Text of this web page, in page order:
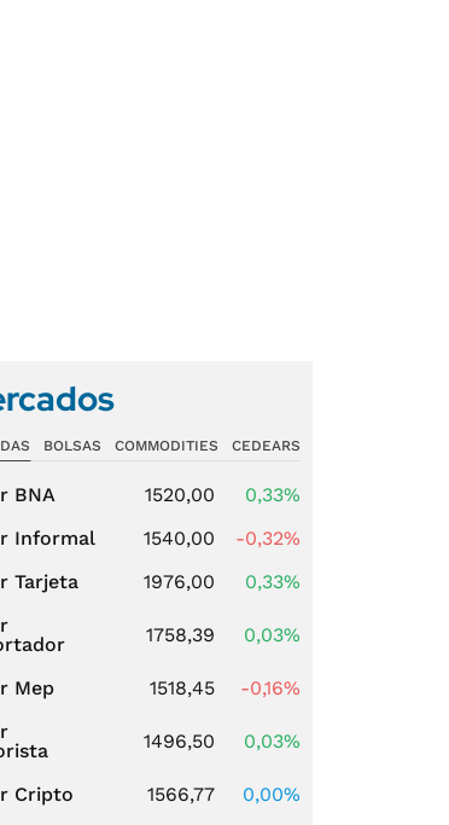
BOLSAS COMMODITIES CEDEARS
BNA 1520,00
0,33%
Informal
1540,00
-0,32%
Tarjeta
1976,00
0,33%
1758,39 0,03%
Mep 1518,45
-0,16%
1496,50 0,03%
Cripto 1566,77
0,00%